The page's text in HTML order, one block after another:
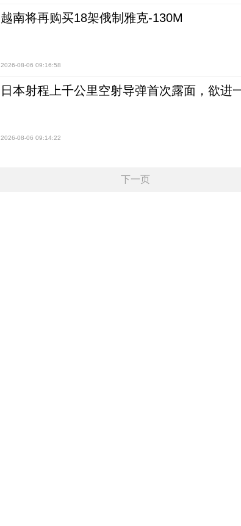
越南将再购买18架俄制雅克-130M
2026-08-06 09:16:58
日本射程上千公里空射导弹首次露面，欲进
2026-08-06 09:14:22
下一页